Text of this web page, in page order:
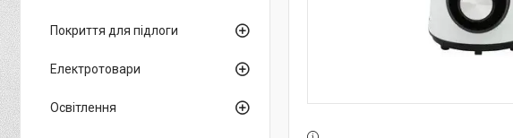
Покриття для підлоги
Електротовари
Освітлення